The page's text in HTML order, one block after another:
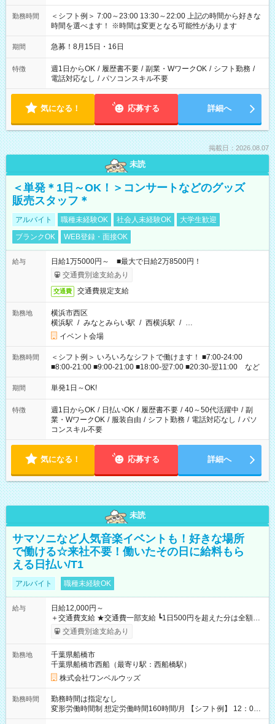
勤務時間
＜シフト例＞ 7:00～23:00 13:30～22:00 上記の時間から好きな
時間を選べます！ ※時間は変更となる可能性があります
期間 急募！8月15日・16日
特徴 週1日からOK / 履歴書不要 / 副業・WワークOK / シフト勤務 /
電話対応なし / パソコンスキル不要
気になる！ 応募する 詳細へ
掲載日：2026.08.07
未読
＜単発＊1日～OK！＞コンサートなどのグッズ
販売スタッフ＊
アルバイト 職種未経験OK 社会人未経験OK
大学生歓迎
ブランクOK
WEB登録・面接OK
給与
日給1万5000円～ ■最大で日給2万8500円！
交通費別途支給あり
交通費 交通費規定支給
勤務地
横浜市西区
横浜駅 / みなとみらい駅 / 西横浜駅 / …
イベント会場
勤務時間
＜シフト例＞ いろいろなシフトで働けます！ ■7:00-24:00
■8:00-21:00 ■9:00-21:00 ■18:00-翌7:00 ■20:30-翌11:00 など
期間 単発1日～OK!
特徴 週1日からOK / 日払いOK / 履歴書不要 / 40～50代活躍中 / 副
業・WワークOK / 服装自由 / シフト勤務 / 電話対応なし / パソ
コンスキル不要
気になる！ 応募する 詳細へ
未読
サマソニなど人気音楽イベントも！好きな場所
で働ける☆来社不要！働いたその日に給料もら
える日払い/T1
アルバイト 職種未経験OK
給与
日給12,000円～
＋交通費支給 ★交通費一部支給 ┗1日500円を超えた分は全額支
給！ ※往復500円以内の方は自己負担となります ★日払いOK！
（規定あり） ┗働いたその日に現金GET♪ お仕事後はコンビニ
なし
交通費別途支給あり
勤務地
千葉県船橋市
千葉県船橋市西船（最寄り駅：西船橋駅）
株式会社ワンベルウッズ
勤務時間
勤務時間は指定なし
変形労働時間制 想定労働時間160時間/月 【シフト例】 12：00
～22：00